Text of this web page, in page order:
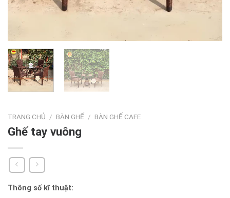
TRANG CHỦ / BÀN GHẾ / BÀN GHẾ CAFE
Ghế tay vuông
Thông số kĩ thuật: